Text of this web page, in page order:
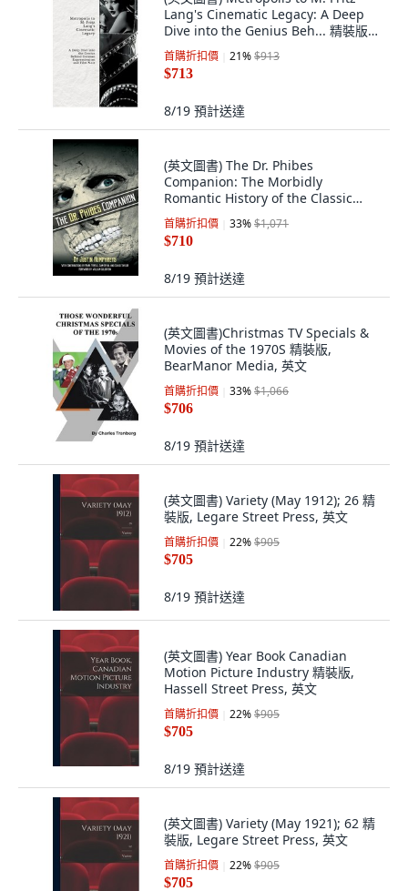
Lang's Cinematic Legacy: A Deep
Dive into the Genius Beh... 精裝版,
Tredition Gmbh, 英文
首購折扣價 21%$913
$713
8/19 預計送達
(英文圖書) The Dr. Phibes
Companion: The Morbidly
Romantic History of the Classic
Vincent Price Horror F... 精裝版,
BearManor Media, 英文
首購折扣價 33%$1,071
$710
8/19 預計送達
(英文圖書)Christmas TV Specials &
Movies of the 1970S 精裝版,
BearManor Media, 英文
首購折扣價 33%$1,066
$706
8/19 預計送達
(英文圖書) Variety (May 1912); 26 精
裝版, Legare Street Press, 英文
首購折扣價 22%$905
$705
8/19 預計送達
(英文圖書) Year Book Canadian
Motion Picture Industry 精裝版,
Hassell Street Press, 英文
首購折扣價 22%$905
$705
8/19 預計送達
(英文圖書) Variety (May 1921); 62 精
裝版, Legare Street Press, 英文
首購折扣價 22%$905
$705